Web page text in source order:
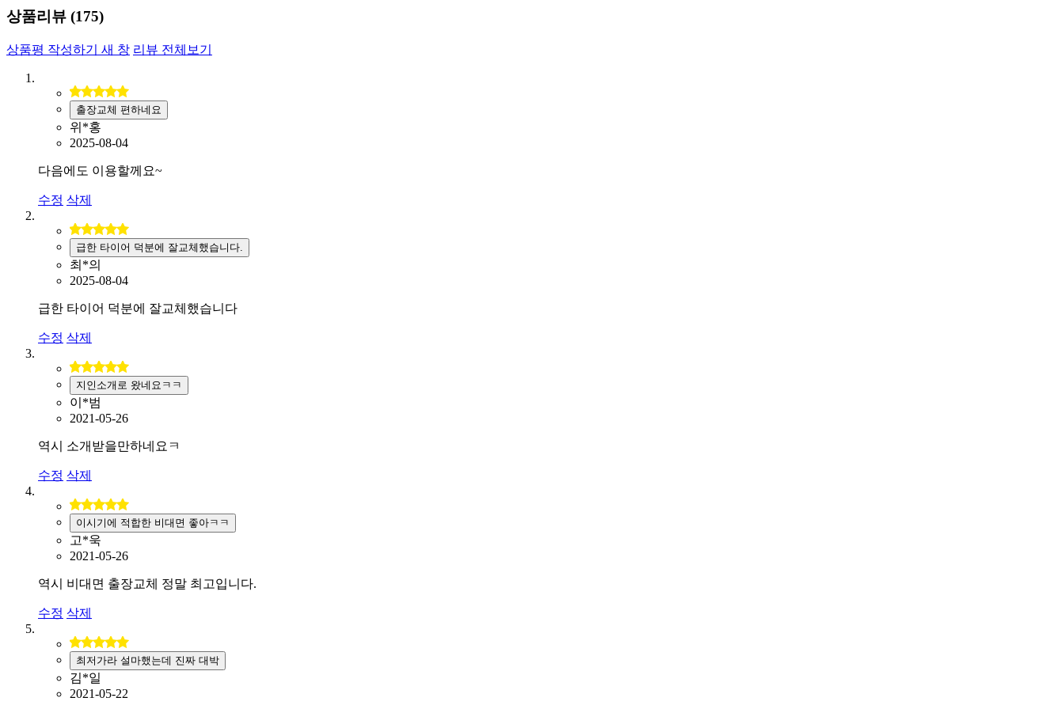
상품리뷰 (175)
상품평 작성하기 새 창 리뷰 전체보기
출장교체 편하네요
위*홍
2025-08-04
다음에도 이용할께요~
수정 삭제
급한 타이어 덕분에 잘교체했습니다.
최*의
2025-08-04
급한 타이어 덕분에 잘교체했습니다
수정 삭제
지인소개로 왔네요ㅋㅋ
이*범
2021-05-26
역시 소개받을만하네요ㅋ
수정 삭제
이시기에 적합한 비대면 좋아ㅋㅋ
고*욱
2021-05-26
역시 비대면 출장교체 정말 최고입니다.
수정 삭제
최저가라 설마했는데 진짜 대박
김*일
2021-05-22